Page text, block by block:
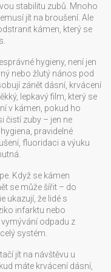
stabilitu zubů. Mnoho
jít na broušení. Ale
kámen, který se
hygieny, není jen
nebo žlutý nános pod
zánět dásní, krvácení
lepkavý film, který se
v kámen, pokud ho
čistí zuby – jen ne
pravidelné
fluoridaci a výuku
Když se kámen
se může šířit – do
ukazují, že lidé s
infarktu nebo
odpadu z
systém.
jít na návštěvu u
máte krvácení dásní,